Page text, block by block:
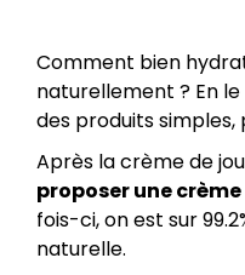
Comment bien
naturellement ? En
des produits
Après la crème de
proposer une
fois-ci, on est sur
naturelle.